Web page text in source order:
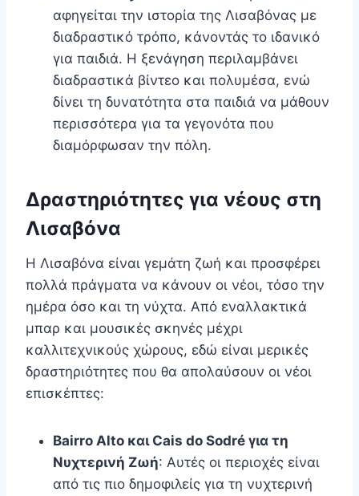
αφηγείται την ιστορία της Λισαβόνας με
διαδραστικό τρόπο, κάνοντάς το ιδανικό
για παιδιά. Η ξενάγηση περιλαμβάνει
διαδραστικά βίντεο και πολυμέσα, ενώ
δίνει τη δυνατότητα στα παιδιά να μάθουν
περισσότερα για τα γεγονότα που
διαμόρφωσαν την πόλη.
Δραστηριότητες για νέους στη
Λισαβόνα
Η Λισαβόνα είναι γεμάτη ζωή και προσφέρει
πολλά πράγματα να κάνουν οι νέοι, τόσο την
ημέρα όσο και τη νύχτα. Από εναλλακτικά
μπαρ και μουσικές σκηνές μέχρι
καλλιτεχνικούς χώρους, εδώ είναι μερικές
δραστηριότητες που θα απολαύσουν οι νέοι
επισκέπτες:
Bairro Alto και Cais do Sodré για τη
Νυχτερινή Ζωή: Αυτές οι περιοχές είναι
από τις πιο δημοφιλείς για τη νυχτερινή